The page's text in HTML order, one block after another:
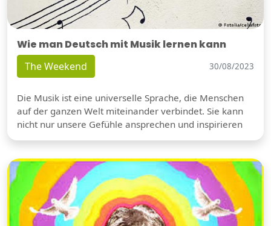
Wie man Deutsch mit Musik lernen kann
The Weekend 30/08/2023
Die Musik ist eine universelle Sprache, die Menschen
auf der ganzen Welt miteinander verbindet. Sie kann
nicht nur unsere Gefühle ansprechen und inspirieren